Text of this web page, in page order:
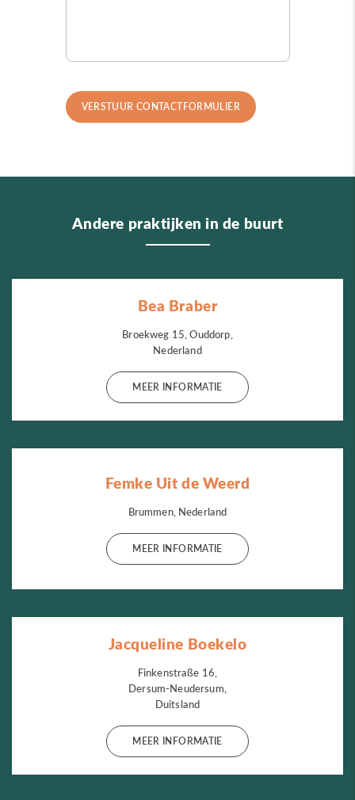
Andere praktijken in de buurt
Bea Braber
Broekweg 15, Ouddorp,
Nederland
MEER INFORMATIE
Femke Uit de Weerd
Brummen, Nederland
MEER INFORMATIE
Jacqueline Boekelo
Finkenstraße 16,
Dersum-Neudersum,
Duitsland
MEER INFORMATIE